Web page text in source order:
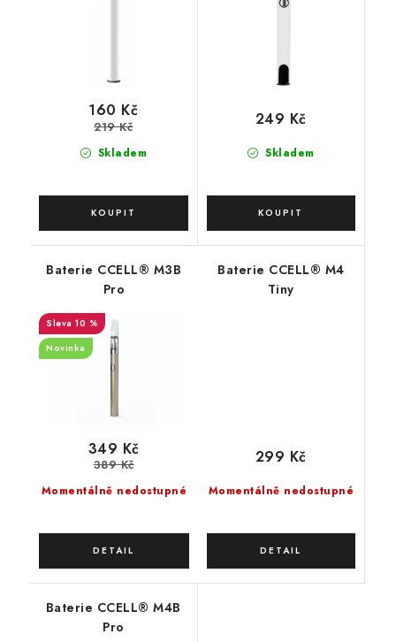
Skladem
160 Kč
219 Kč
Skladem
249 Kč
Baterie CCELL® M3B
Pro
10 %
Novinka
Momentálně nedostupné
349 Kč
389 Kč
Baterie CCELL® M4
Tiny
Momentálně nedostupné
299 Kč
Baterie CCELL® M4B
Pro